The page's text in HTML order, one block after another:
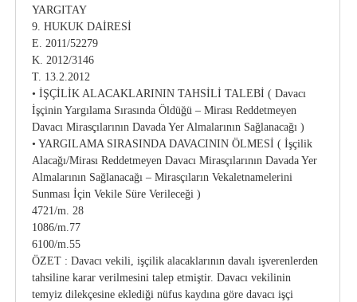
YARGITAY
9. HUKUK DAİRESİ
E. 2011/52279
K. 2012/3146
T. 13.2.2012
• İŞÇİLİK ALACAKLARININ TAHSİLİ TALEBİ ( Davacı
İşçinin Yargılama Sırasında Öldüğü – Mirası Reddetmeyen
Davacı Mirasçılarının Davada Yer Almalarının Sağlanacağı )
• YARGILAMA SIRASINDA DAVACININ ÖLMESİ ( İşçilik
Alacağı/Mirası Reddetmeyen Davacı Mirasçılarının Davada Yer
Almalarının Sağlanacağı – Mirasçıların Vekaletnamelerini
Sunması İçin Vekile Süre Verileceği )
4721/m. 28
1086/m.77
6100/m.55
ÖZET : Davacı vekili, işçilik alacaklarının davalı işverenlerden
tahsiline karar verilmesini talep etmiştir. Davacı vekilinin
temyiz dilekçesine eklediği nüfus kaydına göre davacı işçi